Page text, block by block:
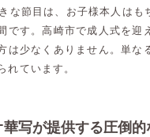
な節目は、お子様本人は
です。高崎市で成人式を
は少なくありません。単な
れています。
華写が提供する圧倒